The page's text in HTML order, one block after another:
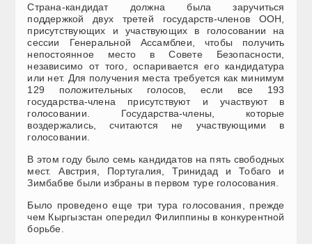
Страна-кандидат должна была заручиться
поддержкой двух третей государств-членов ООН,
присутствующих и участвующих в голосовании на
сессии Генеральной Ассамблеи, чтобы получить
непостоянное место в Совете Безопасности,
независимо от того, оспаривается его кандидатура
или нет. Для получения места требуется как минимум
129 положительных голосов, если все 193
государства-члена присутствуют и участвуют в
голосовании. Государства-члены, которые
воздержались, считаются не участвующими в
голосовании.
В этом году было семь кандидатов на пять свободных
мест. Австрия, Португалия, Тринидад и Тобаго и
Зимбабве были избраны в первом туре голосования.
Было проведено еще три тура голосования, прежде
чем Кыргызстан опередил Филиппины в конкурентной
борьбе.